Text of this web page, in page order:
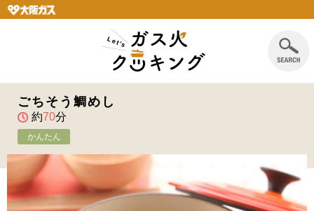
ごちそう鯛めし
約70分
かんたん